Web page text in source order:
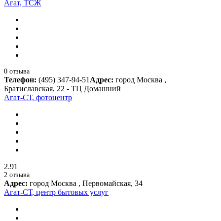
Агат, ТСЖ
0 отзыва
Телефон: (495) 347-94-51 Адрес: город Москва ,
Братиславская, 22 - ТЦ Домашний
Агат-СТ, фотоцентр
2.91
2 отзыва
Адрес: город Москва , Первомайская, 34
Агат-СТ, центр бытовых услуг